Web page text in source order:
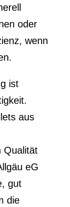
oder
wenn
ist
aus
Qualität
eG
gut
die